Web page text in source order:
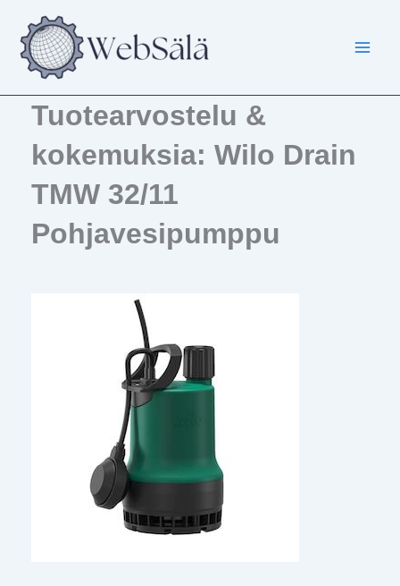
sisältöön
Tuotearvostelu &
kokemuksia: Wilo Drain
TMW 32/11
Pohjavesipumppu